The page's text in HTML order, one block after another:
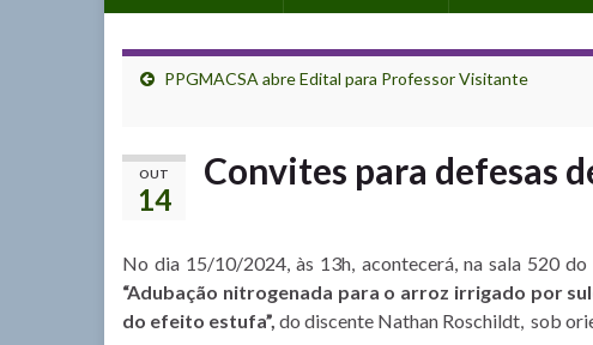
PPGMACSA abre Edital para Professor Visitante
OUT
14
Convites para defesas
No dia 15/10/2024, às 13h, acontecerá, na sala 520
“Adubação nitrogenada para o arroz irrigado por
do efeito estufa”, do discente Nathan Roschildt, sob